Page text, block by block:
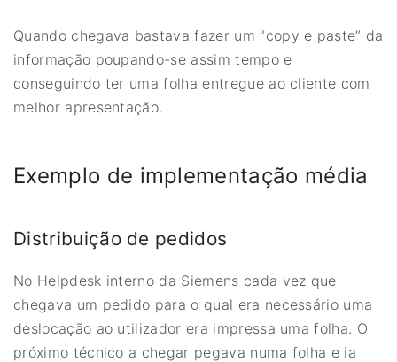
Quando chegava bastava fazer um “copy e paste” da
informação poupando-se assim tempo e
conseguindo ter uma folha entregue ao cliente com
melhor apresentação.
Exemplo de implementação média
Distribuição de pedidos
No Helpdesk interno da Siemens cada vez que
chegava um pedido para o qual era necessário uma
deslocação ao utilizador era impressa uma folha. O
próximo técnico a chegar pegava numa folha e ia